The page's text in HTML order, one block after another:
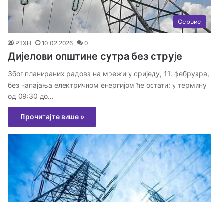
Сервис
РТХН 10.02.2026 0
Дијелови општине сутра без струје
Због планираних радова на мрежи у сриједу, 11. фебруара,
без напајања електричном енергијом ће остати: у термину
од 09:30 до…
Прочитајте више »